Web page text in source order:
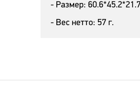
- Размер:
- Вес нетто: 57 г.